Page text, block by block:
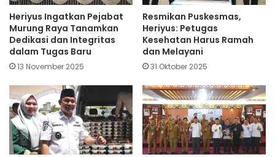
Heriyus Ingatkan Pejabat
Murung Raya Tanamkan
Dedikasi dan Integritas
dalam Tugas Baru
13 November 2025
Resmikan Puskesmas,
Heriyus: Petugas
Kesehatan Harus Ramah
dan Melayani
31 Oktober 2025